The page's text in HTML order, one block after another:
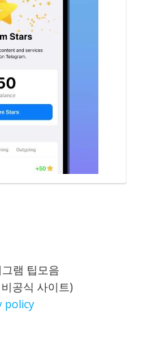
램 팁모음
공식 사이트)
policy